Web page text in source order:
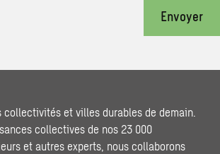
Envoyer
collectivités et villes durables de demain.
collectives de nos 23 000
et autres experts, nous collaborons